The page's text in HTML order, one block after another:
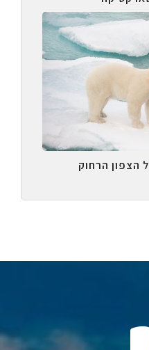
הצפון הרחוק